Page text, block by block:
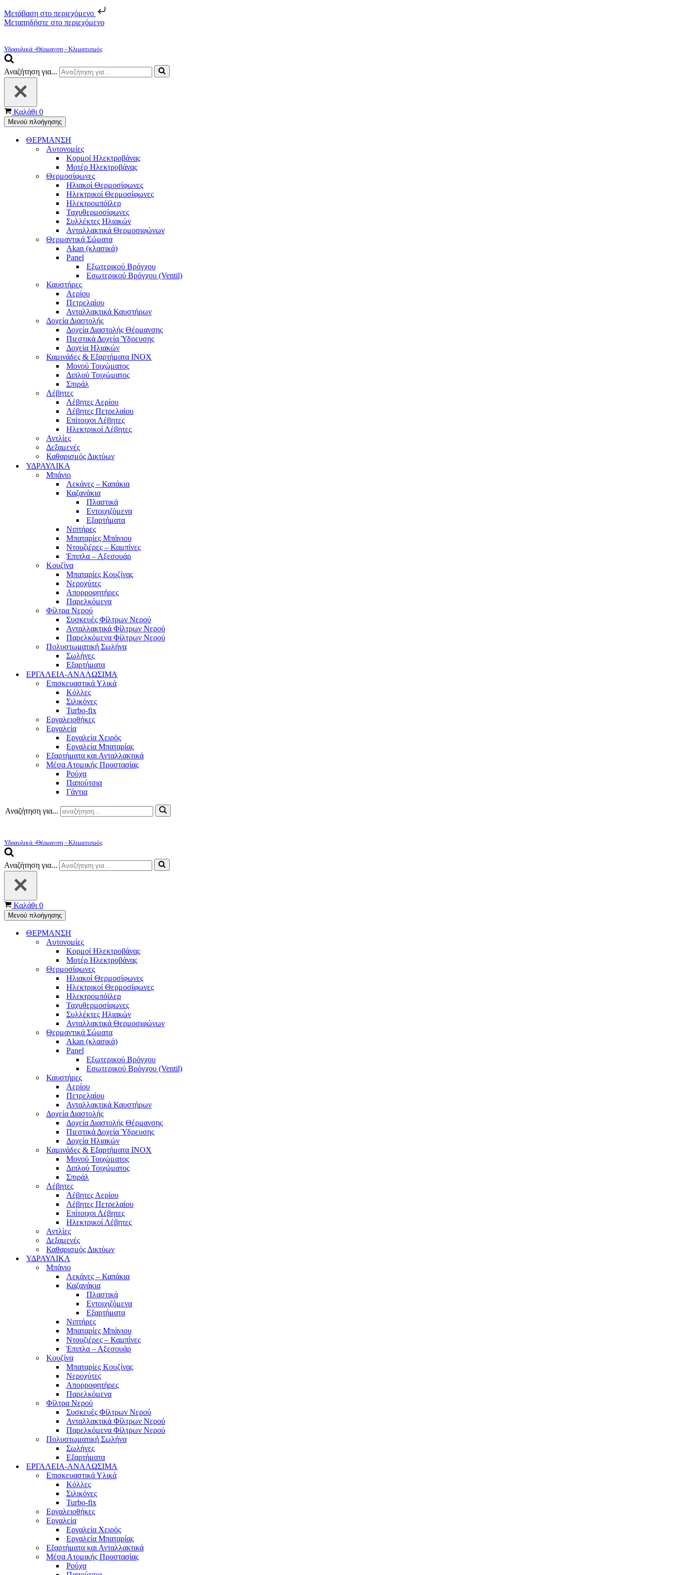
Μετάβαση στο περιεχόμενο
Μεταπηδήστε στο περιεχόμενο
Υδραυλικά -Θέρμανση - Κλιματισμός
Αναζήτηση για...
Καλάθι 0
Μενού πλοήγησης
ΘΕΡΜΑΝΣΗ
Αυτονομίες
Κορμοί Ηλεκτροβάνας
Μοτέρ Ηλεκτροβάνας
Θερμοσίφωνες
Ηλιακοί Θερμοσίφωνες
Ηλεκτρικοί Θερμοσίφωνες
Ηλεκτρομπόϊλερ
Ταχυθερμοσίφωνες
Συλλέκτες Ηλιακών
Ανταλλακτικά Θερμοσιφώνων
Θερμαντικά Σώματα
Akan (κλασικά)
Panel
Εξωτερικού Βρόγχου
Εσωτερικού Βρόγχου (Ventil)
Καυστήρες
Αερίου
Πετρελαίου
Ανταλλακτικά Καυστήρων
Δοχεία Διαστολής
Δοχεία Διαστολής Θέρμανσης
Πιεστικά Δοχεία Ύδρευσης
Δοχεία Ηλιακών
Καμινάδες & Εξαρτήματα ΙΝΟΧ
Μονού Τοιχώματος
Διπλού Τοιχώματος
Σπιράλ
Λέβητες
Λέβητες Αερίου
Λέβητες Πετρελαίου
Επίτοιχοι Λέβητες
Ηλεκτρικοί Λέβητες
Αντλίες
Δεξαμενές
Καθαρισμός Δικτύων
ΥΔΡΑΥΛΙΚΑ
Μπάνιο
Λεκάνες – Καπάκια
Καζανάκια
Πλαστικά
Εντοιχιζόμενα
Εξαρτήματα
Νιπτήρες
Μπαταρίες Μπάνιου
Ντουζιέρες – Καμπίνες
Έπιπλα – Αξεσουάρ
Κουζίνα
Μπαταρίες Κουζίνας
Νεροχύτες
Απορροφητήρες
Παρελκόμενα
Φίλτρα Νερού
Συσκευές Φίλτρων Νερού
Ανταλλακτικά Φίλτρων Νερού
Παρελκόμενα Φίλτρων Νερού
Πολυστωματική Σωλήνα
Σωλήνες
Εξαρτήματα
ΕΡΓΑΛΕΙΑ-ΑΝΑΛΩΣΙΜΑ
Επισκευαστικά Υλικά
Κόλλες
Σιλικόνες
Turbo-fix
Εργαλειοθήκες
Εργαλεία
Εργαλεία Χειρός
Εργαλεία Μπαταρίας
Εξαρτήματα και Ανταλλακτικά
Μέσα Ατομικής Προστασίας
Ρούχα
Παπούτσια
Γάντια
Αναζήτηση για...
Υδραυλικά -Θέρμανση - Κλιματισμός
Αναζήτηση για...
Καλάθι 0
Μενού πλοήγησης
ΘΕΡΜΑΝΣΗ
Αυτονομίες
Κορμοί Ηλεκτροβάνας
Μοτέρ Ηλεκτροβάνας
Θερμοσίφωνες
Ηλιακοί Θερμοσίφωνες
Ηλεκτρικοί Θερμοσίφωνες
Ηλεκτρομπόϊλερ
Ταχυθερμοσίφωνες
Συλλέκτες Ηλιακών
Ανταλλακτικά Θερμοσιφώνων
Θερμαντικά Σώματα
Akan (κλασικά)
Panel
Εξωτερικού Βρόγχου
Εσωτερικού Βρόγχου (Ventil)
Καυστήρες
Αερίου
Πετρελαίου
Ανταλλακτικά Καυστήρων
Δοχεία Διαστολής
Δοχεία Διαστολής Θέρμανσης
Πιεστικά Δοχεία Ύδρευσης
Δοχεία Ηλιακών
Καμινάδες & Εξαρτήματα ΙΝΟΧ
Μονού Τοιχώματος
Διπλού Τοιχώματος
Σπιράλ
Λέβητες
Λέβητες Αερίου
Λέβητες Πετρελαίου
Επίτοιχοι Λέβητες
Ηλεκτρικοί Λέβητες
Αντλίες
Δεξαμενές
Καθαρισμός Δικτύων
ΥΔΡΑΥΛΙΚΑ
Μπάνιο
Λεκάνες – Καπάκια
Καζανάκια
Πλαστικά
Εντοιχιζόμενα
Εξαρτήματα
Νιπτήρες
Μπαταρίες Μπάνιου
Ντουζιέρες – Καμπίνες
Έπιπλα – Αξεσουάρ
Κουζίνα
Μπαταρίες Κουζίνας
Νεροχύτες
Απορροφητήρες
Παρελκόμενα
Φίλτρα Νερού
Συσκευές Φίλτρων Νερού
Ανταλλακτικά Φίλτρων Νερού
Παρελκόμενα Φίλτρων Νερού
Πολυστωματική Σωλήνα
Σωλήνες
Εξαρτήματα
ΕΡΓΑΛΕΙΑ-ΑΝΑΛΩΣΙΜΑ
Επισκευαστικά Υλικά
Κόλλες
Σιλικόνες
Turbo-fix
Εργαλειοθήκες
Εργαλεία
Εργαλεία Χειρός
Εργαλεία Μπαταρίας
Εξαρτήματα και Ανταλλακτικά
Μέσα Ατομικής Προστασίας
Ρούχα